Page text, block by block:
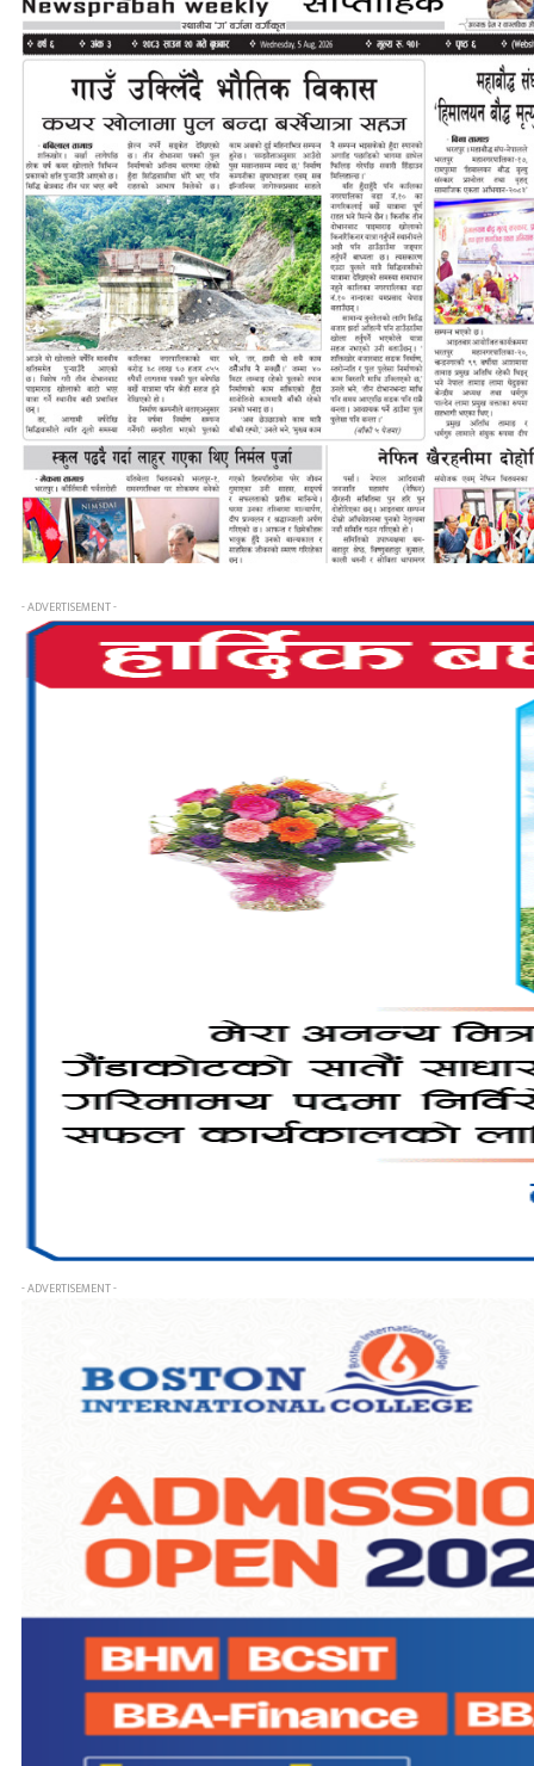
- ADVERTISEMENT -
- ADVERTISEMENT -